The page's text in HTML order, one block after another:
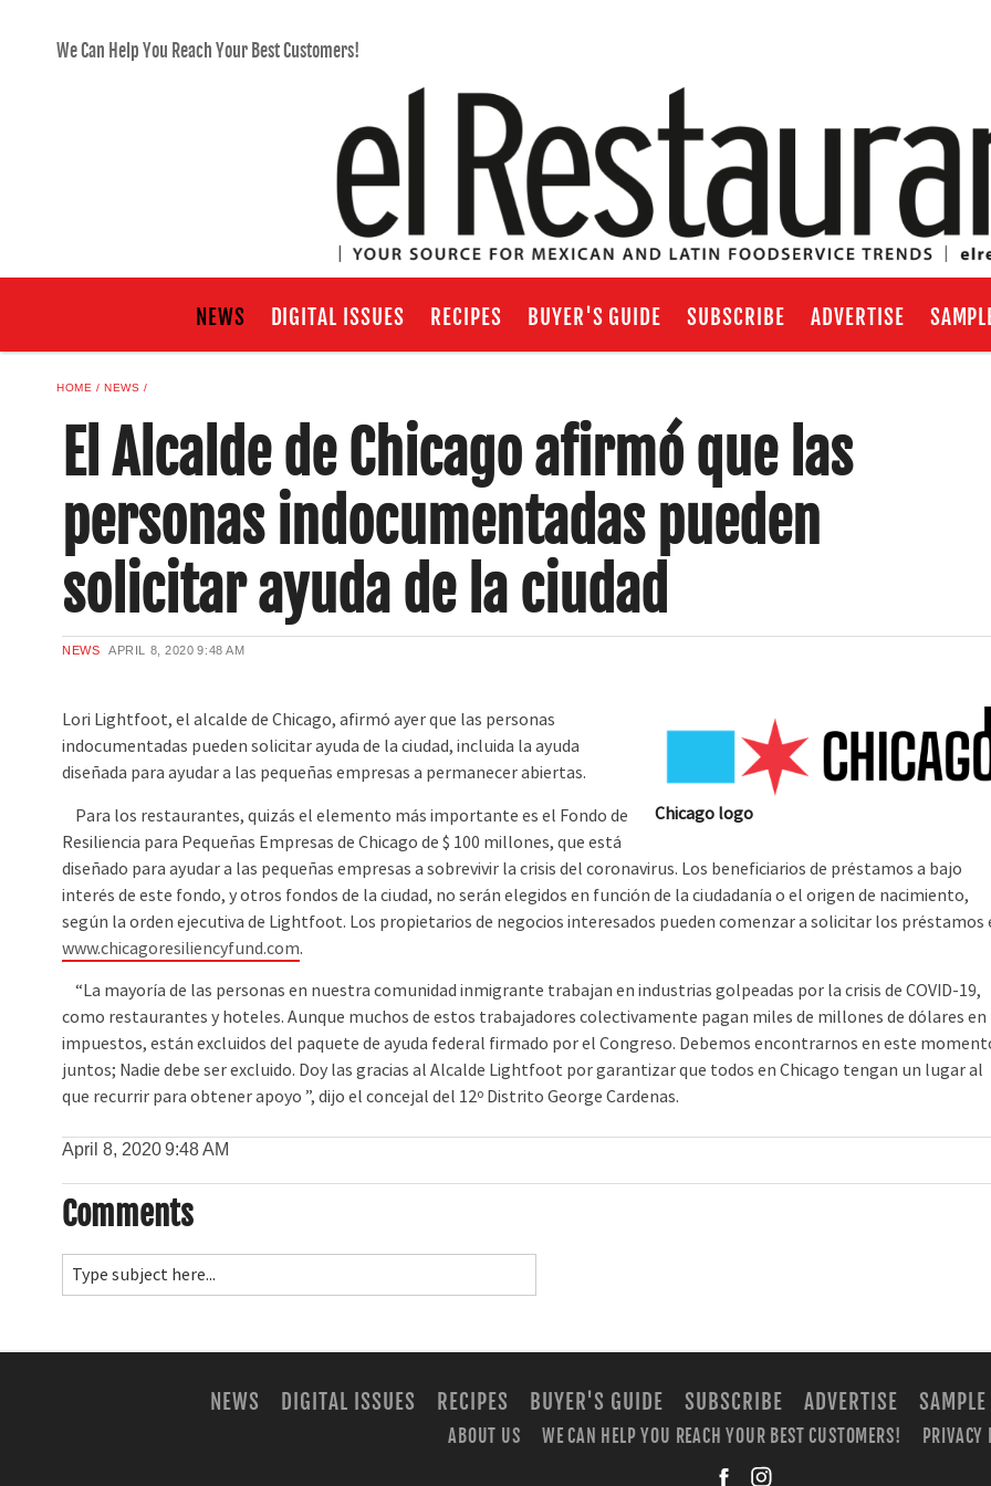
We Can Help You Reach Your Best Customers!
NEWS DIGITAL ISSUES RECIPES BUYER'S GUIDE SUBSCRIBE ADVERTISE
HOME NEWS
El Alcalde de Chicago afirmó que las
personas indocumentadas pueden
solicitar ayuda de la ciudad
NEWS APRIL 8, 2020 9:48 AM
Chicago logo
Lori Lightfoot, el alcalde de Chicago, afirmó ayer que las personas
indocumentadas pueden solicitar ayuda de la ciudad, incluida la ayuda
diseñada para ayudar a las pequeñas empresas a permanecer abiertas.
Para los restaurantes, quizás el elemento más importante es el Fondo de
Resiliencia para Pequeñas Empresas de Chicago de $ 100 millones, que está
diseñado para ayudar a las pequeñas empresas a sobrevivir la crisis del coronavirus. Los beneficiarios de préstamos a bajo
interés de este fondo, y otros fondos de la ciudad, no serán elegidos en función de la ciudadanía o el origen de nacimiento,
según la orden ejecutiva de Lightfoot. Los propietarios de negocios interesados ​​pueden comenzar a solicitar los préstamos
www.chicagoresiliencyfund.com.
“La mayoría de las personas en nuestra comunidad inmigrante trabajan en industrias golpeadas por la crisis de COVID-19,
como restaurantes y hoteles. Aunque muchos de estos trabajadores colectivamente pagan miles de millones de dólares en
impuestos, están excluidos del paquete de ayuda federal firmado por el Congreso. Debemos encontrarnos en este
juntos; Nadie debe ser excluido. Doy las gracias al Alcalde Lightfoot por garantizar que todos en Chicago tengan un lugar al
que recurrir para obtener apoyo ”, dijo el concejal del 12º Distrito George Cardenas.
April 8, 20209:48 AM
Comments
NEWS DIGITAL ISSUES RECIPES BUYER'S GUIDE SUBSCRIBE ADVERTISE SAMPLE
ABOUT US WE CAN HELP YOU REACH YOUR BEST CUSTOMERS!
PRIVACY